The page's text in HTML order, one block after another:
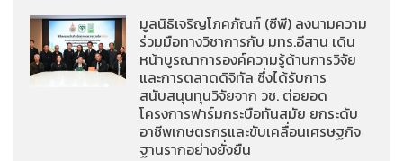
มูลนิธิเจริญโภคภัณฑ์ (ซีพี) ลงนามความ
ร่วมมือทางวิชาการกับ มทร.อีสาน เดิน
หน้าบูรณาการองค์ความรู้ด้านการวิจัย
และการตลาดดิจิทัล ซึ่งได้รับการ
สนับสนุนทุนวิจัยจาก วช. ต่อยอด
โครงการฟาร์มกระบือทันสมัย ยกระดับ
อาชีพเกษตรกรและขับเคลื่อนเศรษฐกิจ
ฐานรากอย่างยั่งยืน